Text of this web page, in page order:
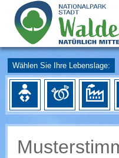
Wählen Sie Ihre Lebenslage: